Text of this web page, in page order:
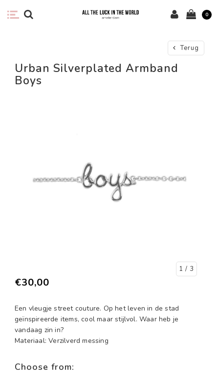
0
Terug
Urban Silverplated Armband
Boys
1 / 3
€30,00
Een vleugje street couture. Op het leven in de stad
geïnspireerde items, cool maar stijlvol. Waar heb je
vandaag zin in?
Materiaal: Verzilverd messing
Choose from: